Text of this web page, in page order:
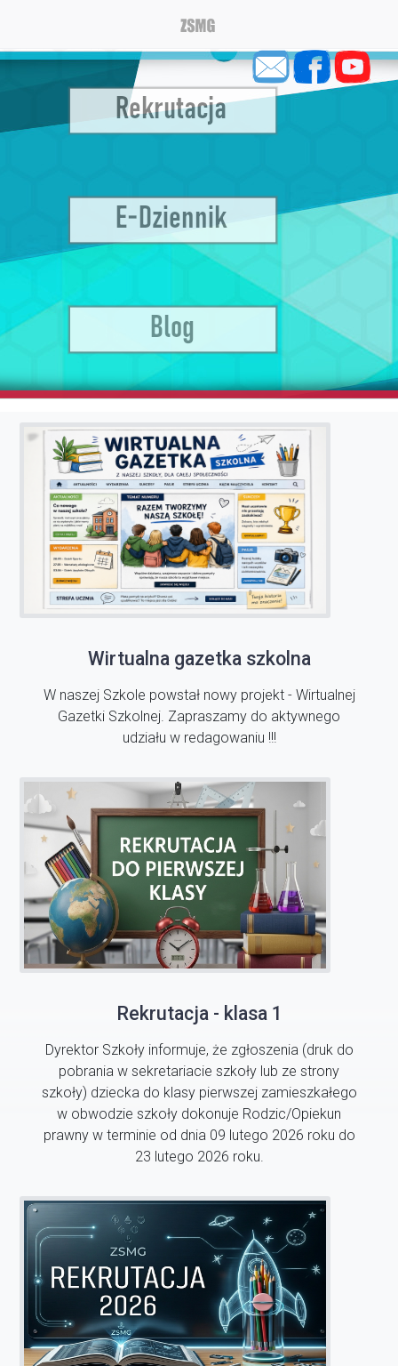
Wirtualna gazetka szkolna
W naszej Szkole powstał nowy projekt - Wirtualnej
Gazetki Szkolnej. Zapraszamy do aktywnego
udziału w redagowaniu !!!
Rekrutacja - klasa 1
Dyrektor Szkoły informuje, że zgłoszenia (druk do
pobrania w sekretariacie szkoły lub ze strony
szkoły) dziecka do klasy pierwszej zamieszkałego
w obwodzie szkoły dokonuje Rodzic/Opiekun
prawny w terminie od dnia 09 lutego 2026 roku do
23 lutego 2026 roku.